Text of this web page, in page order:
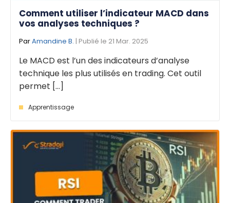
Comment utiliser l’indicateur MACD dans
vos analyses techniques ?
ParAmandine B. | Publié le 21 Mar. 2025
Le MACD est l’un des indicateurs d’analyse
technique les plus utilisés en trading. Cet outil
permet [...]
Apprentissage